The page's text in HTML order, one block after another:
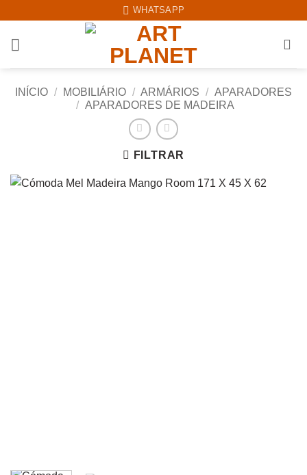
content
WHATSAPP
INÍCIO / MOBILIÁRIO / ARMÁRIOS / APARADORES
/ APARADORES DE MADEIRA
FILTRAR